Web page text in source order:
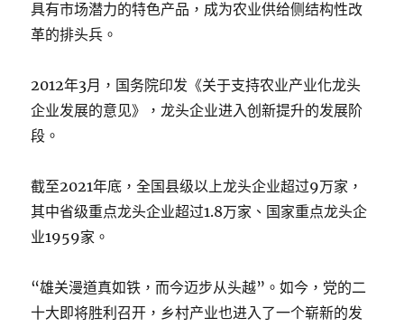
具有市场潜力的特色产品，成为农业供给侧结构性改
革的排头兵。
2012年3月，国务院印发《关于支持农业产业化龙头
企业发展的意见》，龙头企业进入创新提升的发展阶
段。
截至2021年底，全国县级以上龙头企业超过9万家，
其中省级重点龙头企业超过1.8万家、国家重点龙头企
业1959家。
“雄关漫道真如铁，而今迈步从头越”。如今，党的二
十大即将胜利召开，乡村产业也进入了一个崭新的发